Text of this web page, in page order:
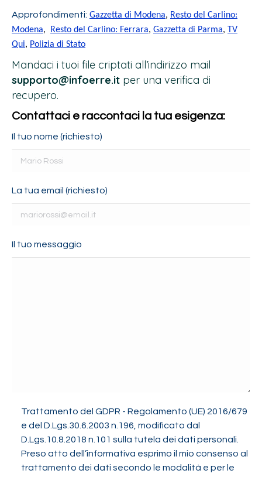
Approfondimenti: Gazzetta di Modena, Resto del Carlino:
Modena, Resto del Carlino: Ferrara, Gazzetta di Parma, TV
Qui, Polizia di Stato
Mandaci i tuoi file criptati all’indirizzo mail
supporto@infoerre.it per una verifica di
recupero.
Contattaci e raccontaci la tua esigenza:
Il tuo nome (richiesto)
La tua email (richiesto)
Il tuo messaggio
Trattamento del GDPR - Regolamento (UE) 2016/679
e del D.Lgs.30.6.2003 n.196, modificato dal
D.Lgs.10.8.2018 n.101 sulla tutela dei dati personali.
Preso atto dell’informativa esprimo il mio consenso al
trattamento dei dati secondo le modalità e per le